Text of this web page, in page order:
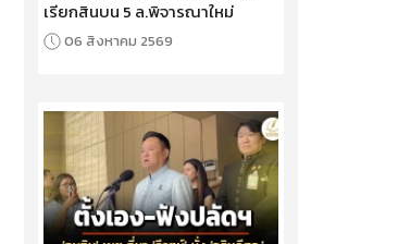
เรียกสินบน 5 ล.พิจารณาใหม่
06 สิงหาคม 2569